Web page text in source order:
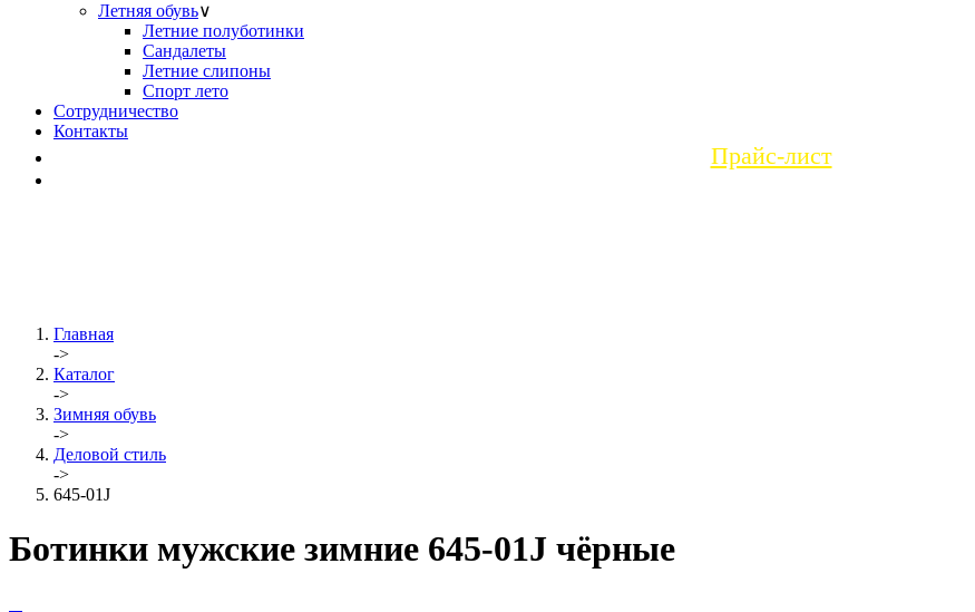
Летняя обувь∨
Летние полуботинки
Сандалеты
Летние слипоны
Спорт лето
Сотрудничество
Контакты
Прайс-лист
Главная
->
Каталог
->
Зимняя обувь
->
Деловой стиль
->
645-01J
Ботинки мужские зимние 645-01J чёрные